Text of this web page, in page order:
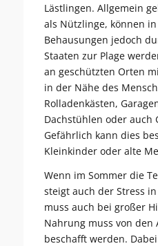
Lästlingen. Allgemein
als Nützlinge, können
Behausungen jedoch
Staaten zur Plage
an geschützten Orten
in der Nähe des
Rolladenkästen,
Dachstühlen oder auch
Gefährlich kann dies
Kleinkinder oder alte
Wenn im Sommer die
steigt auch der Stress
muss auch bei großer
Nahrung muss von den
beschafft werden.